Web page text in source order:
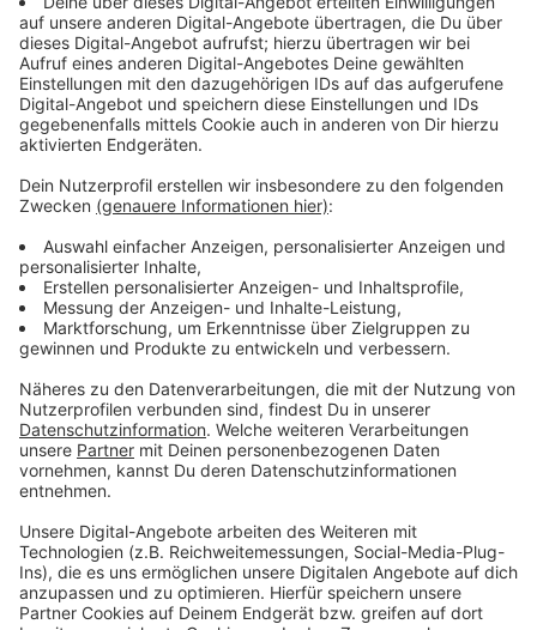
Mut und Hoffnung auch in schwierigen Zeiten
gemacht. "Looking For Love" spiegelt ihre persönliche
Suche nach den Bedürfnissen im Leben wider: Nach
Liebe und Geborgenheit.
Anzeige
Wir benötigen Ihre
Zustimmung, um den YouTube
Video-Service zu laden!
Wir verwenden einen Service eines
Drittanbieters, um Videoinhalte
einzubetten. Dieser Service kann
Daten zu Ihren Aktivitäten
sammeln. Bitte lesen Sie die
Nutzung des Service zu, um dieses
Video anzusehen.
Mehr Informationen